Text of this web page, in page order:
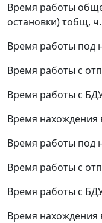
Время работы
остановки)τобщ, ч.
Время работы под
Время работы с
Время работы с
Время нахождения
Время работы под
Время работы с
Время работы с
Время нахождения